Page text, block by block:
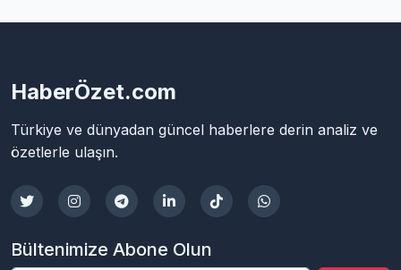
HaberÖzet.com
Türkiye ve dünyadan güncel haberlere derin analiz ve
özetlerle ulaşın.
Bültenimize Abone Olun